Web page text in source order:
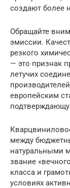
создают более
Обращайте
эмиссии.
резкого
— это признак
летучих
европейским
между
натуральными
звание
класса и
условиях